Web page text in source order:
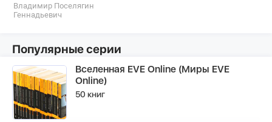
Владимир Поселягин
Геннадьевич
Популярные серии
Вселенная EVE Online (Миры EVE
Online)
50 книг